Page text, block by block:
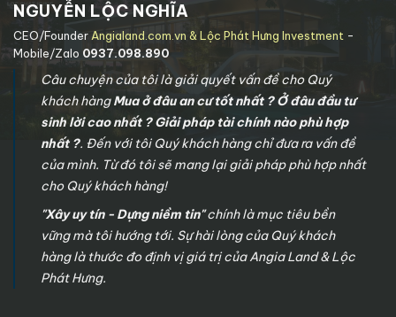
2
Khu dân cư LÊ
PHONG BÌNH
CHUẨN
P. Bình
Chuẩn, TX
Thuận An,
Dương
35.322,67m²
Xem chi
Khu dân cư LÊ
PHONG TÂN
ĐÔNG HIỆP 2
P.Tân
Đông
Hiệp, TX
Dĩ An,
Tỉnh Bình
Dương
11.587,40
m2
Xem chi
tiết
Khu dân cư LÊ
PHONG AN
PHÚ
P. An Phú,
TX Thuận
An, Tỉnh
Bình
22.112,33 m2
Xem chi
tiết
NGUYỄN LỘC NGHĨA
CEO/Founder Angialand.com.vn & Lộc Phát Hưng Investment -
Mobile/Zalo 0937.098.890
Câu chuyện của tôi là giải quyết vấn đề cho Quý
khách hàngMua ở đâu an cư tốt nhất ? Ở đâu đầu tư
sinh lời cao nhất ? Giải pháp tài chính nào phù hợp
nhất ?. Đến với tôi Quý khách hàng chỉ đưa ra vấn đề
của mình. Từ đó tôi sẽ mang lại giải pháp phù hợp nhất
cho Quý khách hàng!
"Xây uy tín - Dựng niềm tin"chính là mục tiêu bền
vững mà tôi hướng tới. Sự hài lòng của Quý khách
hàng là thước đo định vị giá trị của Angia Land & Lộc
Phát Hưng.